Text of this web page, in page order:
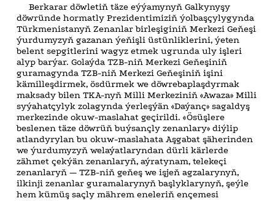
Berkarar döwletiň täze eýýamynyň Galkynyşy
döwründe hormatly Prezidentimiziň ýolbaşçylygynda
Türkmenistanyň Zenanlar birleşiginiň Merkezi Geňeşi
ýurdumyzyň gazanan ýeňişli üstünliklerini, ýeten
belent sepgitlerini wagyz etmek ugrunda uly işleri
alyp barýar. Golaýda TZB-niň Merkezi Geňeşiniň
guramagynda TZB-niň Merkezi Geňeşiniň işini
kämilleşdirmek, ösdürmek we döwrebaplaşdyrmak
maksady bilen TKA-nyň Milli Merkeziniň «Awaza» Milli
syýahatçylyk zolagynda ýerleşýän «Daýanç» sagaldyş
merkezinde okuw-maslahat geçirildi. «Ösüşlere
beslenen täze döwrüň buýsançly zenanlary» diýlip
atlandyrylan bu okuw-maslahata Aşgabat şäherinden
we ýurdumyzyň welaýatlaryndan dürli kärlerde
zähmet çekýän zenanlaryň, aýratynam, telekeçi
zenanlaryň — TZB-niň geňeş we işjeň agzalarynyň,
ilkinji zenanlar guramalarynyň başlyklarynyň, şeýle
hem kümüş saçly mährem eneleriň ençemesi